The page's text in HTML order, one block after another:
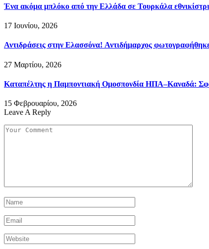
Ένα ακόμα μπλόκο από την Ελλάδα σε Τουρκάλα
17 Ιουνίου, 2026
Αντιδράσεις στην Ελασσόνα! Αντιδήμαρχος
27 Μαρτίου, 2026
Καταπέλτης η Παμποντιακή Ομοσπονδία ΗΠΑ–Καναδά:
15 Φεβρουαρίου, 2026
Leave A Reply